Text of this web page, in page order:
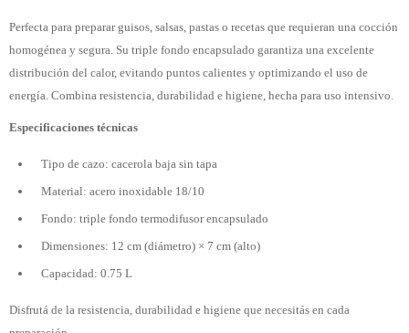
Perfecta para preparar guisos, salsas, pastas o recetas que requieran una cocción
homogénea y segura. Su triple fondo encapsulado garantiza una excelente
distribución del calor, evitando puntos calientes y optimizando el uso de
energía. Combina resistencia, durabilidad e higiene, hecha para uso intensivo.
Especificaciones técnicas
Tipo de cazo: cacerola baja sin tapa
Material: acero inoxidable 18/10
Fondo: triple fondo termodifusor encapsulado
Dimensiones: 12 cm (diámetro) × 7 cm (alto)
Capacidad: 0.75 L
Disfrutá de la resistencia, durabilidad e higiene que necesitás en cada